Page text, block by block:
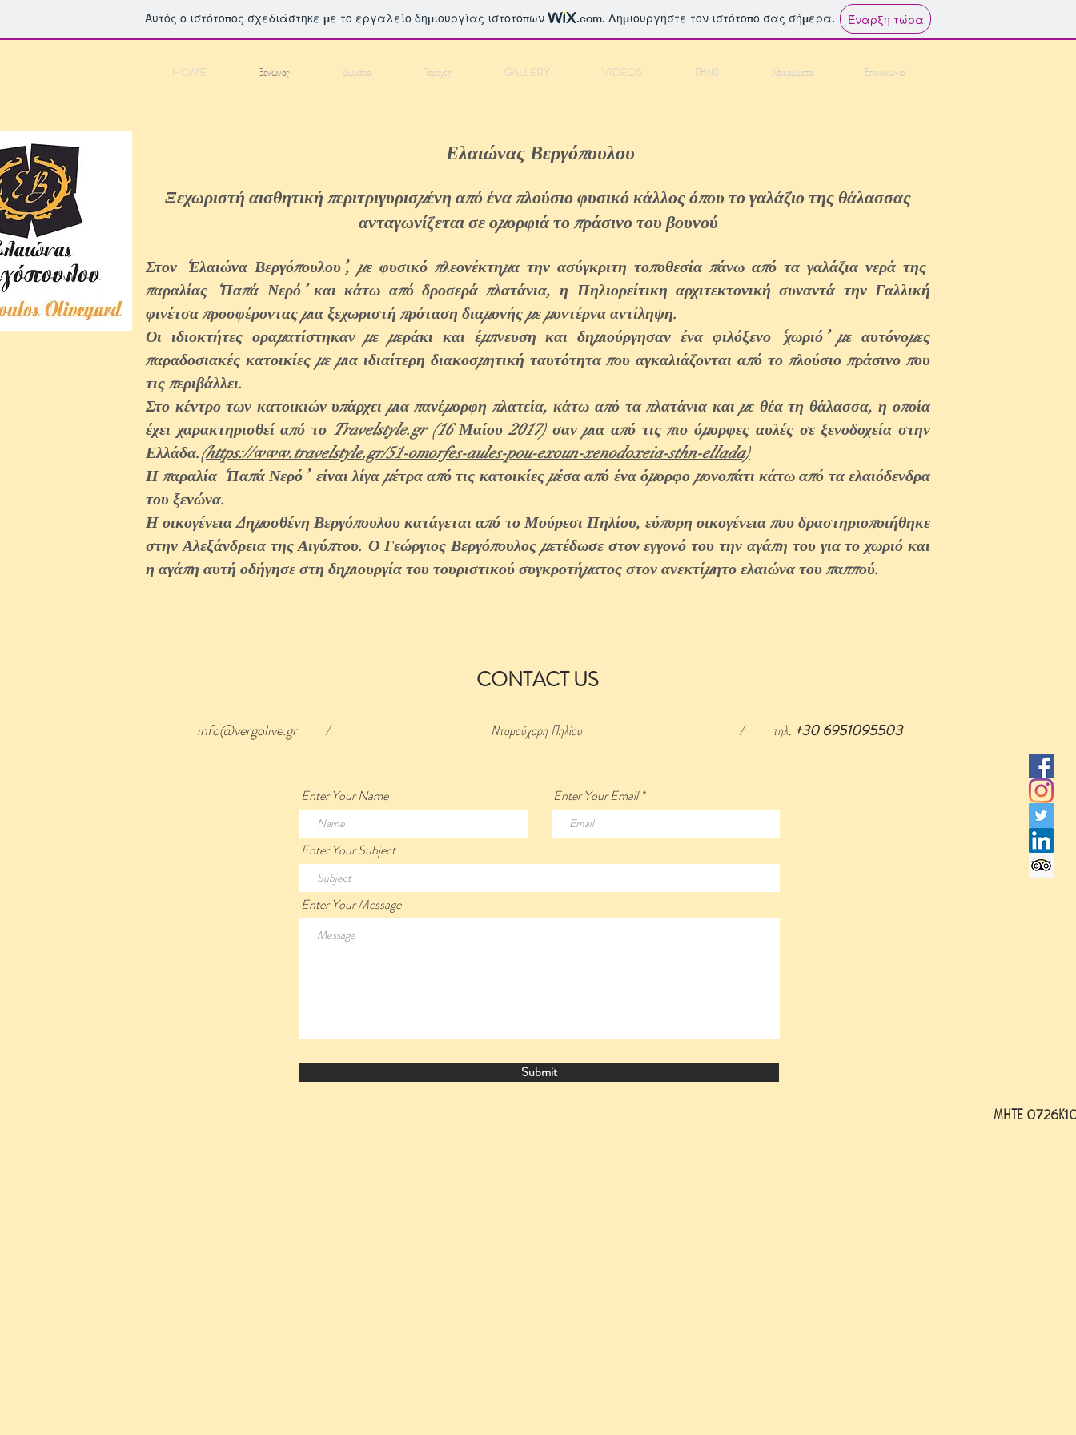
Αυτός ο ιστότοπος σχεδιάστηκε με το εργαλείο δημιουργίας ιστοτόπων .com. Δημιουργήστε τον ιστότοπό σας σήμερα. Έναρξη τώρα
HOME Ξενώνας Δωμάτια Παροχές GALLERY VIDEOS ΠΗΛΙΟ Αφιερώματα Επικοινωνία
Ελαιώνας Βεργόπουλου
Ξεχωριστή αισθητική περιτριγυρισμένη από ένα πλούσιο φυσικό κάλλος όπου το γαλάζιο της θάλασσας
ανταγωνίζεται σε ομορφιά το πράσινο του βουνού
Στον ‘Ελαιώνα Βεργόπουλου’, με φυσικό πλεονέκτημα την ασύγκριτη τοποθεσία πάνω από τα γαλάζια νερά της
παραλίας ‘Παπά Νερό’ και κάτω από δροσερά πλατάνια, η Πηλιορείτικη αρχιτεκτονική συναντά την Γαλλική
φινέτσα προσφέροντας μια ξεχωριστή πρόταση διαμονής με μοντέρνα αντίληψη.
Οι ιδιοκτήτες οραματίστηκαν με μεράκι και έμπνευση και δημιούργησαν ένα φιλόξενο ‘χωριό’ με αυτόνομες
παραδοσιακές κατοικίες με μια ιδιαίτερη διακοσμητική ταυτότητα που αγκαλιάζονται από το πλούσιο πράσινο που
τις περιβάλλει.
Στο κέντρο των κατοικιών υπάρχει μια πανέμορφη πλατεία, κάτω από τα πλατάνια και με θέα τη θάλασσα, η οποία
έχει χαρακτηρισθεί από το Travelstyle.gr (16 Μαίου 2017) σαν μια από τις πιο όμορφες αυλές σε ξενοδοχεία στην
Ελλάδα.(https://www.travelstyle.gr/51-omorfes-aules-pou-exoun-xenodoxeia-sthn-ellada)
Η παραλία ‘Παπά Νερό’ είναι λίγα μέτρα από τις κατοικίες μέσα από ένα όμορφο μονοπάτι κάτω από τα ελαιόδενδρα
του ξενώνα.
Η οικογένεια Δημοσθένη Βεργόπουλου κατάγεται από το Μούρεσι Πηλίου, εύπορη οικογένεια που δραστηριοποιήθηκε
στην Αλεξάνδρεια της Αιγύπτου. Ο Γεώργιος Βεργόπουλος μετέδωσε στον εγγονό του την αγάπη του για το χωριό και
η αγάπη αυτή οδήγησε στη δημιουργία του τουριστικού συγκροτήματος στον ανεκτίμητο ελαιώνα του παππού.
CONTACT US
τηλ. +30 6951095503
info@vergolive.gr Νταμούχαρη Πηλίου
/ /
Enter Your Name Enter Your Email
Enter Your Subject
Enter Your Message
Submit
ΜΗΤΕ